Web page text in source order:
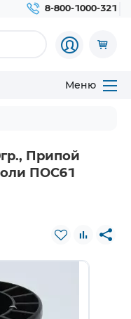
8-800-1000-321
Меню
Припой
ПОС61